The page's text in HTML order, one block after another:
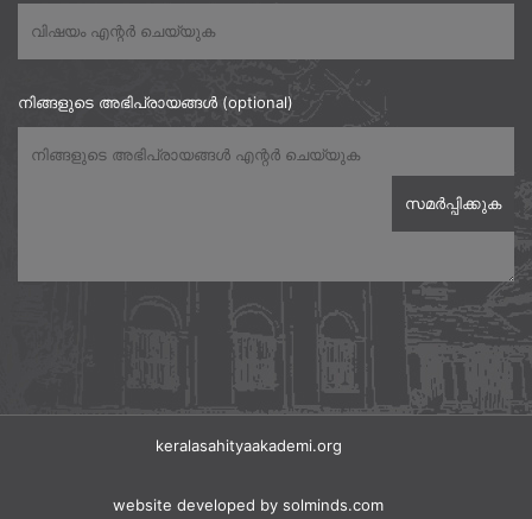
നിങ്ങളുടെ അഭിപ്രായങ്ങൾ (optional)
keralasahityaakademi.org
website developed by solminds.com